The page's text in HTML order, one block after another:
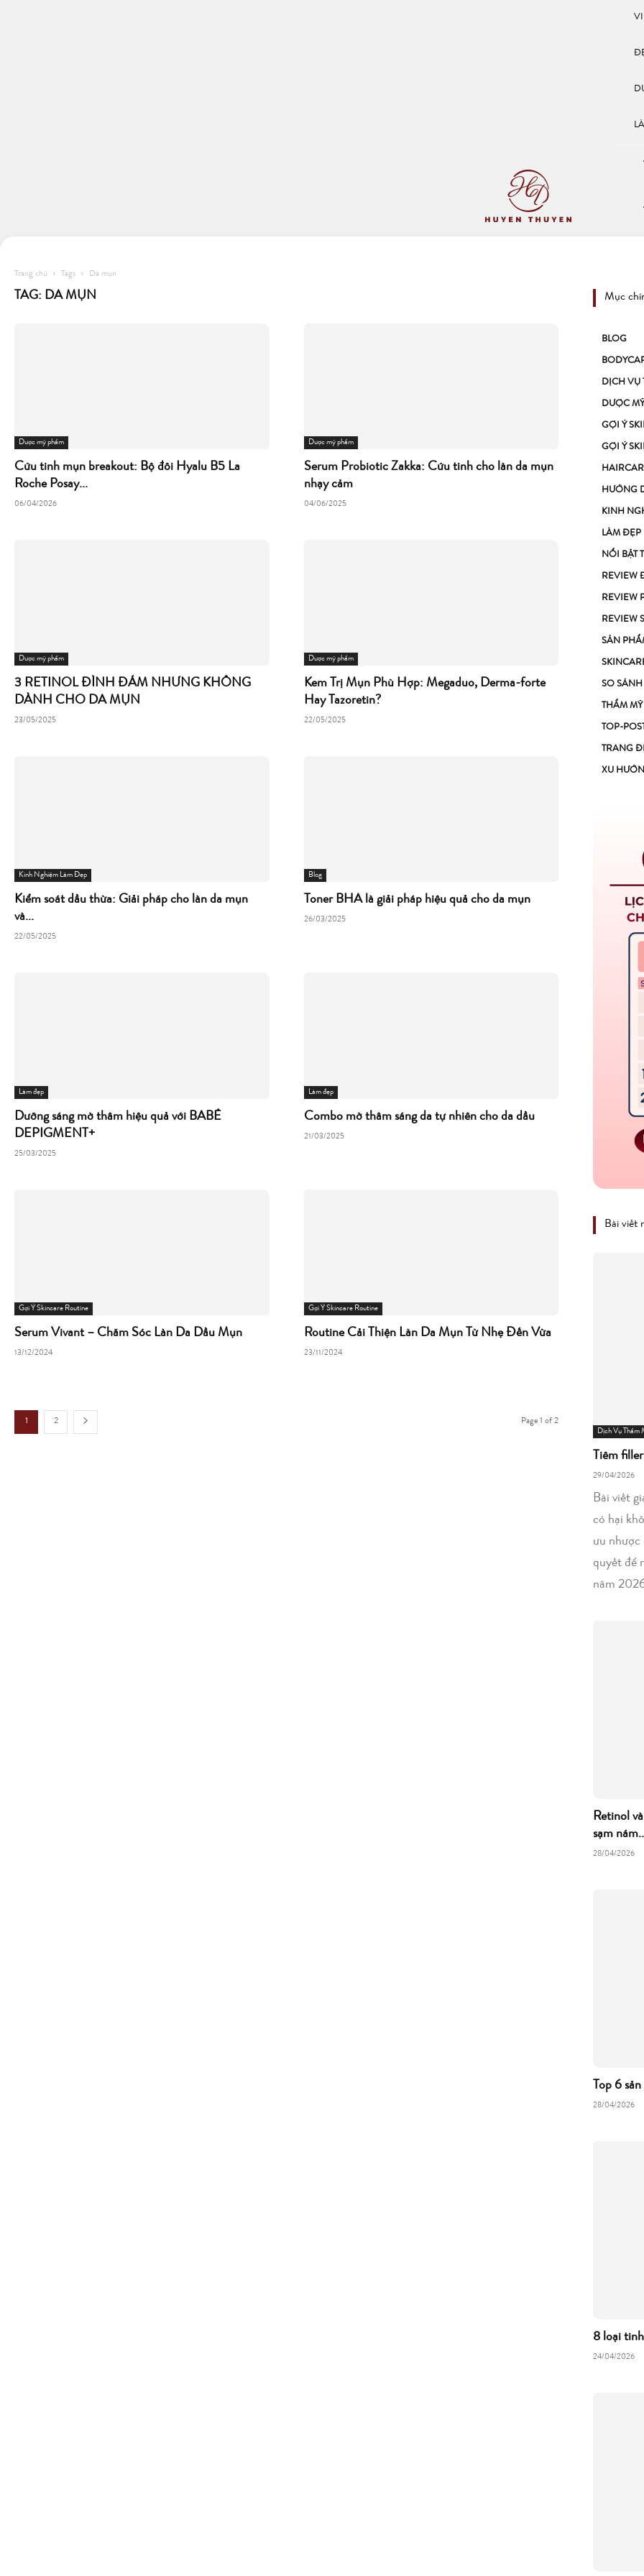
Trang chủ Tags Da mụn
TAG: DA MỤN
Dược mỹ phẩm
Cứu tinh mụn breakout: Bộ đôi Hyalu B5 La
Roche Posay...
06/04/2026
Dược mỹ phẩm
Serum Probiotic Zakka: Cứu tinh cho làn da mụn
nhạy cảm
04/06/2025
Dược mỹ phẩm
3 RETINOL ĐÌNH ĐÁM NHƯNG KHÔNG
DÀNH CHO DA MỤN
23/05/2025
Dược mỹ phẩm
Kem Trị Mụn Phù Hợp: Megaduo, Derma-forte
Hay Tazoretin?
22/05/2025
Kinh Nghiệm Làm Đẹp
Kiểm soát dầu thừa: Giải pháp cho làn da mụn
và...
22/05/2025
Blog
Toner BHA là giải pháp hiệu quả cho da mụn
26/03/2025
Làm đẹp
Dưỡng sáng mờ thâm hiệu quả với BABÉ
DEPIGMENT+
25/03/2025
Làm đẹp
Combo mờ thâm sáng da tự nhiên cho da dầu
21/03/2025
Gợi Ý Skincare Routine
Serum Vivant – Chăm Sóc Làn Da Dầu Mụn
13/12/2024
Gợi Ý Skincare Routine
Routine Cải Thiện Làn Da Mụn Từ Nhẹ Đến Vừa
23/11/2024
1 2 Page 1 of 2
Mục
BLOG
DỊCH VỤ
DƯỢC
GỢI Ý
GỢI Ý
HƯỚNG
KINH
LÀM ĐẸP
NỔI BẬT
REVIEW
REVIEW
REVIEW
SẢN
SO
THẨM MỸ
TOP-
TRANG
XU
Bài viết
Dịch Vụ Thẩm
Tiêm
29/04/2026
Bài viết
có hại
ưu nhược
quyết để
năm
Retinol
sạm
28/04/2026
Top 6
28/04/2026
8 loại
24/04/2026